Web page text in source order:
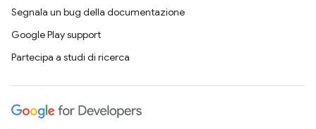
Segnala un bug della documentazione
Google Play support
Partecipa a studi di ricerca